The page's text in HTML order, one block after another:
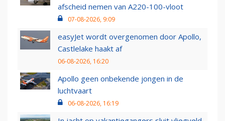
afscheid nemen van A220-100-vloot
07-08-2026, 9:09
easyJet wordt overgenomen door Apollo,
Castlelake haakt af
06-08-2026, 16:20
Apollo geen onbekende jongen in de
luchtvaart
06-08-2026, 16:19